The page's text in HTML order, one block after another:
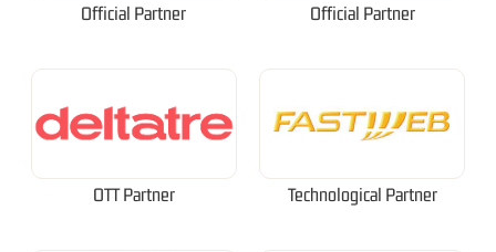
Official Partner Official Partner
OTT Partner Technological Partner